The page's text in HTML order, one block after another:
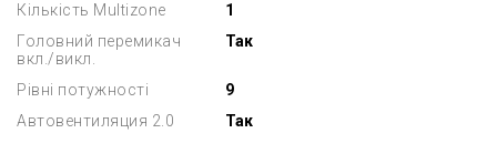
Кількість Multizone
1
Головний перемикач
вкл./викл.
Так
Рівні потужності
9
Автовентиляция 2.0
Так